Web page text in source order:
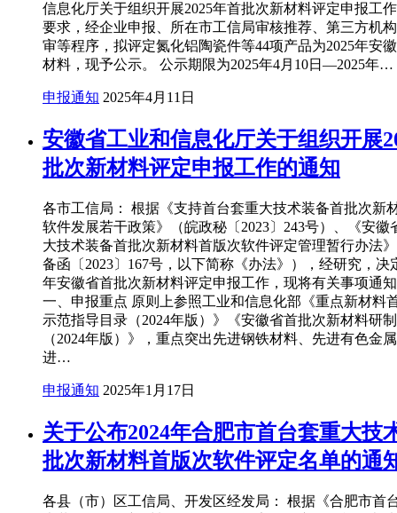
信息化厅关于组织开展2025年首批次新材料评定申报工
要求，经企业申报、所在市工信局审核推荐、第三方机
审等程序，拟评定氮化铝陶瓷件等44项产品为2025年安
材料，现予公示。 公示期限为2025年4月10日—2025年…
申报通知 2025年4月11日
安徽省工业和信息化厅关于组织开展
批次新材料评定申报工作的通知
各市工信局： 根据《支持首台套重大技术装备首批次新
软件发展若干政策》（皖政秘〔2023〕243号）、《安徽
大技术装备首批次新材料首版次软件评定管理暂行办法
备函〔2023〕167号，以下简称《办法》），经研究，决
年安徽省首批次新材料评定申报工作，现将有关事项通
一、申报重点 原则上参照工业和信息化部《重点新材料
示范指导目录（2024年版）》《安徽省首批次新材料研
（2024年版）》，重点突出先进钢铁材料、先进有色金
进…
申报通知 2025年1月17日
关于公布2024年合肥市首台套重大技
批次新材料首版次软件评定名单的通
各县（市）区工信局、开发区经发局： 根据《合肥市首